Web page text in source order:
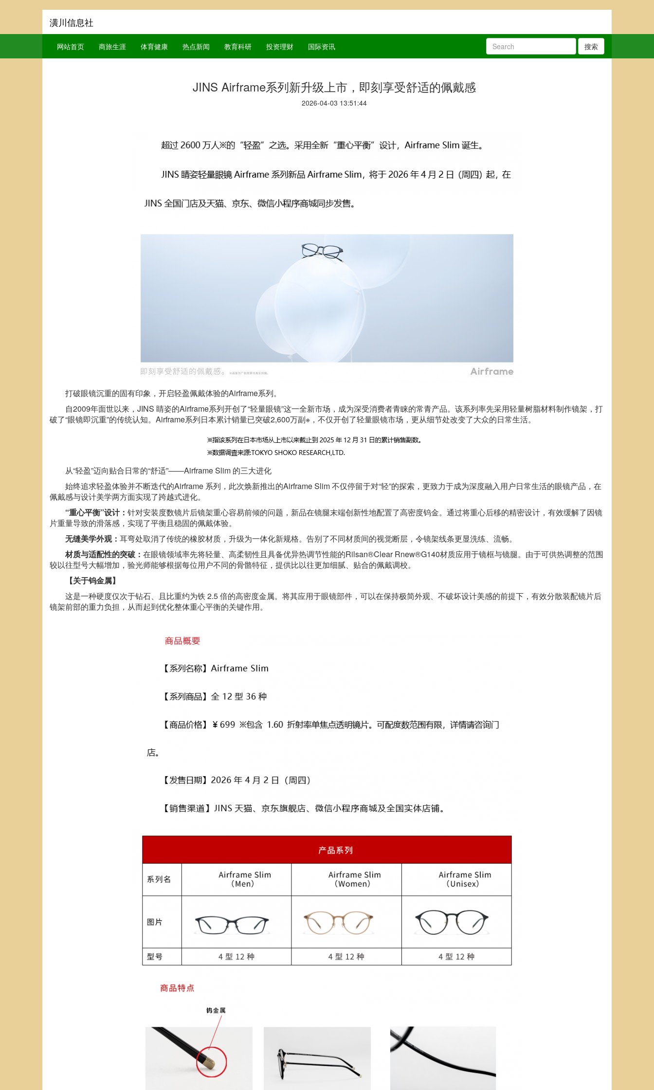
潢川信息社
网站首页 商旅生涯 体育健康 热点新闻 教育科研 投资理财 国际资讯 搜索
JINS Airframe系列新升级上市，即刻享受舒适的佩戴感
2026-04-03 13:51:44
打破眼镜沉重的固有印象，开启轻盈佩戴体验的Airframe系列。
自2009年面世以来，JINS 睛姿的Airframe系列开创了“轻量眼镜”这一全新市场，成为深受消费者青睐的常青产品。该系列率先采用轻量树脂材料制作镜架，打
破了“眼镜即沉重”的传统认知。Airframe系列日本累计销量已突破2,600万副※，不仅开创了轻量眼镜市场，更从细节处改变了大众的日常生活。
从“轻盈”迈向贴合日常的“舒适”——Airframe Slim 的三大进化
始终追求轻盈体验并不断迭代的Airframe 系列，此次焕新推出的Airframe Slim 不仅停留于对“轻”的探索，更致力于成为深度融入用户日常生活的眼镜产品，在
佩戴感与设计美学两方面实现了跨越式进化。
“重心平衡”设计： 针对安装度数镜片后镜架重心容易前倾的问题，新品在镜腿末端创新性地配置了高密度钨金。通过将重心后移的精密设计，有效缓解了因镜
片重量导致的滑落感，实现了平衡且稳固的佩戴体验。
无缝美学外观： 耳弯处取消了传统的橡胶材质，升级为一体化新规格。告别了不同材质间的视觉断层，令镜架线条更显洗练、流畅。
材质与适配性的突破： 在眼镜领域率先将轻量、高柔韧性且具备优异热调节性能的Rilsan®Clear Rnew®G140材质应用于镜框与镜腿。由于可供热调整的范围
较以往型号大幅增加，验光师能够根据每位用户不同的骨骼特征，提供比以往更加细腻、贴合的佩戴调校。
【关于钨金属】
这是一种硬度仅次于钻石、且比重约为铁 2.5 倍的高密度金属。将其应用于眼镜部件，可以在保持极简外观、不破坏设计美感的前提下，有效分散装配镜片后
镜架前部的重力负担，从而起到优化整体重心平衡的关键作用。